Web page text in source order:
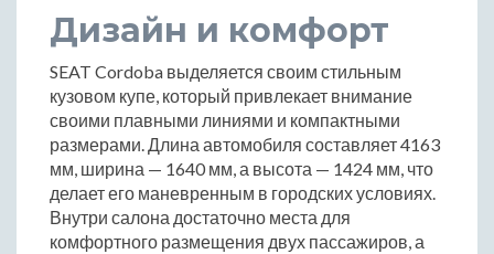
Дизайн и комфорт
SEAT Cordoba выделяется своим стильным
кузовом купе, который привлекает внимание
своими плавными линиями и компактными
размерами. Длина автомобиля составляет 4163
мм, ширина — 1640 мм, а высота — 1424 мм, что
делает его маневренным в городских условиях.
Внутри салона достаточно места для
комфортного размещения двух пассажиров, а